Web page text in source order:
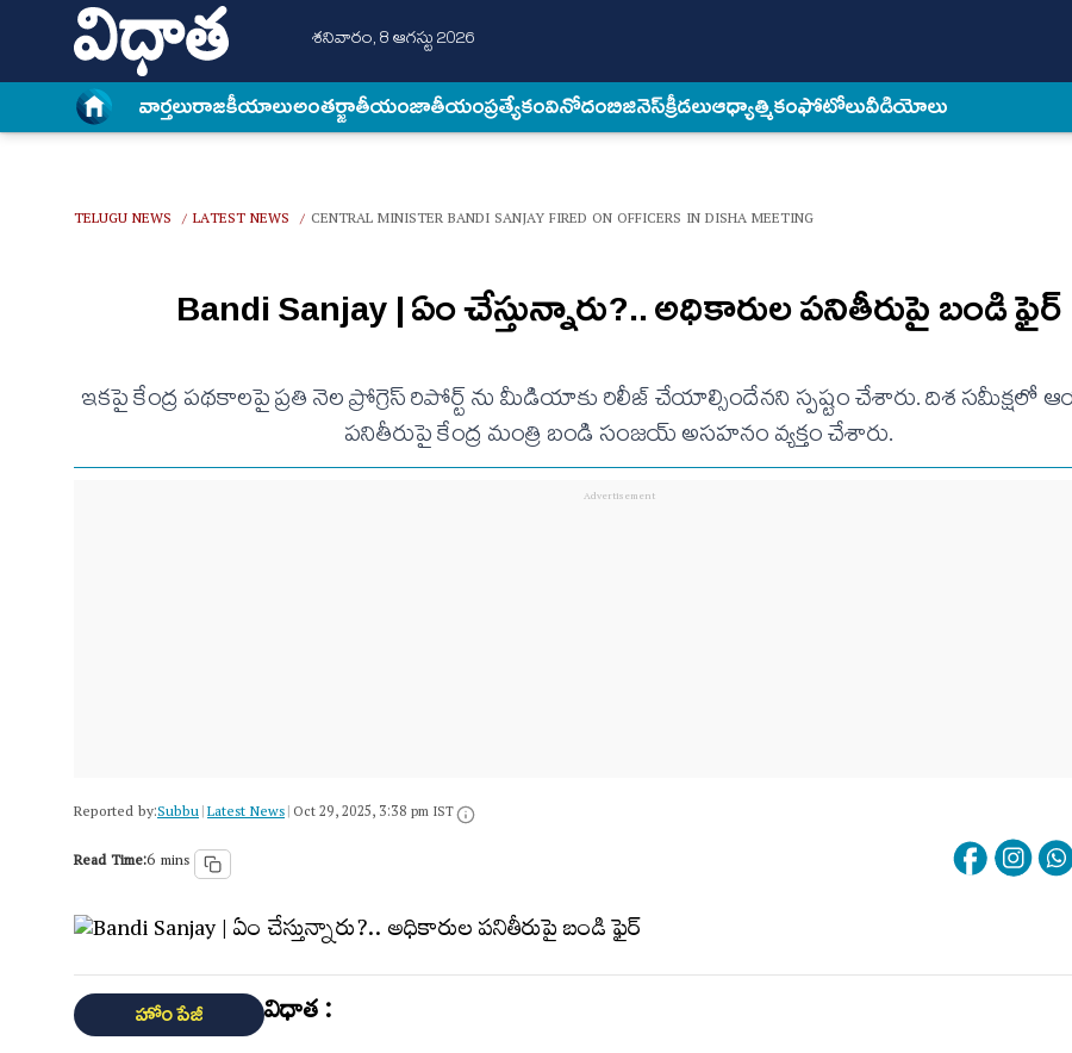
శనివారం, 8 ఆగస్టు 2026
వార్త‌లురాజకీయాలుఅంత‌ర్జాతీయంజాతీయంప్రత్యేకంవినోదంబిజినెస్క్రీడలుఆధ్యాత్మికంఫోటోలువీడియోలు
TELUGU NEWS / LATEST NEWS / CENTRAL MINISTER BANDI SANJAY FIRED ON OFFICERS IN DISHA MEETING
Bandi Sanjay | ఏం చేస్తున్నారు?.. అధికారుల పనితీరుపై బండి ఫైర్
ఇకపై కేంద్ర పథకాలపై ప్రతి నెల ప్రోగ్రెస్ రిపోర్ట్ ను మీడియాకు రిలీజ్ చేయాల్సిందేనని స్పష్టం చేశారు. దిశ
పనితీరుపై కేంద్ర మంత్రి బండి సంజయ్ అసహనం వ్యక్తం చేశారు.
Reported by:Subbu|Latest News|Oct 29, 2025, 3:38 pm IST
Read Time:6 mins
హోం పేజీ
విధాత :